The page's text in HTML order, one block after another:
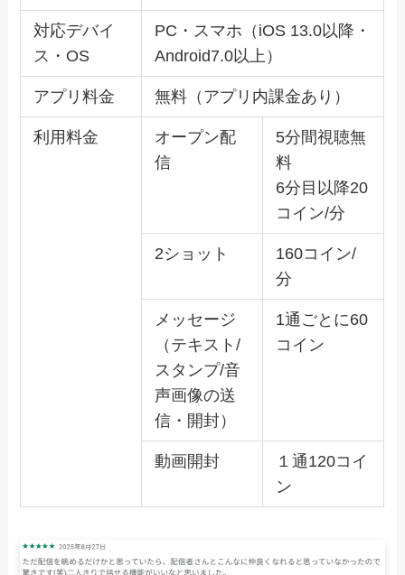
対応デバイ
ス・OS
PC・スマホ（iOS 13.0以降・
Android7.0以上）
アプリ料金 無料（アプリ内課金あり）
利用料金
オープン配
信
5分間視聴無
料
6分目以降20
コイン/分
2ショット
160コイン/
分
メッセージ
（テキスト/
スタンプ/音
声画像の送
信・開封）
1通ごとに60
コイン
動画開封
１通120コイ
ン